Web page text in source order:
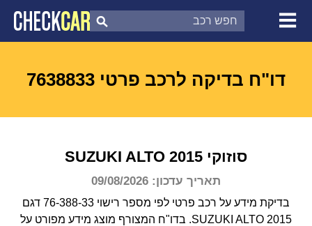
צ'ק קאר
דוח בדיקת רכב
דו"ח בדיקה לרכב פרטי 7638833
סוזוקי SUZUKI ALTO 2015
תאריך עדכון: 09/08/2026
בדיקת מידע על רכב פרטי לפי מספר רישוי 76-388-33 דגם
SUZUKI ALTO 2015. בדו"ח המצורף מוצג מידע מפורט על